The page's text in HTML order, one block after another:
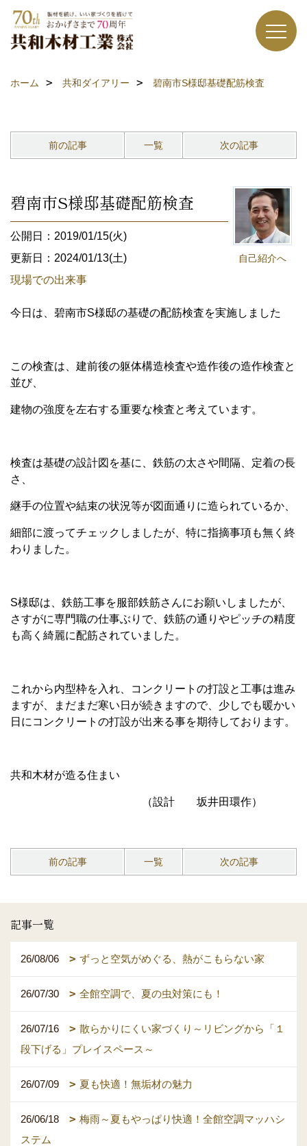
ホーム 共和ダイアリー 碧南市S様邸基礎配筋検査
前の記事 一覧 次の記事
自己紹介へ
碧南市S様邸基礎配筋検査
公開日：2019/01/15(火)
更新日：2024/01/13(土)
現場での出来事
今日は、碧南市S様邸の基礎の配筋検査を実施しました
この検査は、建前後の躯体構造検査や造作後の造作検査と
並び、
建物の強度を左右する重要な検査と考えています。
検査は基礎の設計図を基に、鉄筋の太さや間隔、定着の長
さ、
継手の位置や結束の状況等が図面通りに造られているか、
細部に渡ってチェックしましたが、特に指摘事項も無く終
わりました。
S様邸は、鉄筋工事を服部鉄筋さんにお願いしましたが、
さすがに専門職の仕事ぶりで、鉄筋の通りやピッチの精度
も高く綺麗に配筋されていました。
これから内型枠を入れ、コンクリートの打設と工事は進み
ますが、まだまだ寒い日が続きますので、少しでも暖かい
日にコンクリートの打設が出来る事を期待しております。
共和木材が造る住まい
（設計 坂井田環作）
前の記事 一覧 次の記事
記事一覧
26/08/06 ずっと空気がめぐる、熱がこもらない家
26/07/30 全館空調で、夏の虫対策にも！
26/07/16
散らかりにくい家づくり～リビングから「１
段下げる」プレイスペース～
26/07/09 夏も快適！無垢材の魅力
26/06/18
梅雨～夏もやっぱり快適！全館空調マッハシ
ステム